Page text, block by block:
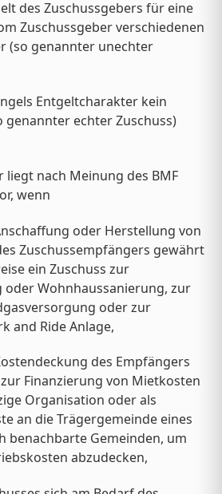
des Zuschussgebers für eine
Zuschussgeber verschiedenen
(so genannter unechter
Entgeltcharakter kein
genannter echter Zuschuss)
liegt nach Meinung des BMF
wenn
oder Herstellung von
Zuschussempfängers gewährt
ein Zuschuss zur
Wohnhaussanierung, zur
oder zur
and Ride Anlage,
des Empfängers
Finanzierung von Mietkosten
Organisation oder als
an die Trägergemeinde eines
benachbarte Gemeinden, um
abzudecken,